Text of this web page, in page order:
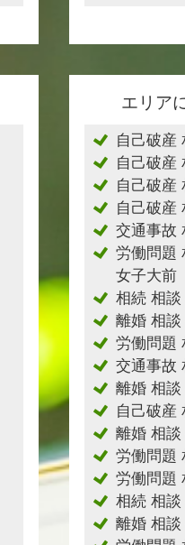
エリア
自己破産
自己破産
自己破産
自己破産
交通事故
労働問題
女子大前
相続 相談
離婚 相談
労働問題
交通事故
離婚 相
自己破産
離婚 相
労働問題
労働問題
相続 相談
離婚 相談